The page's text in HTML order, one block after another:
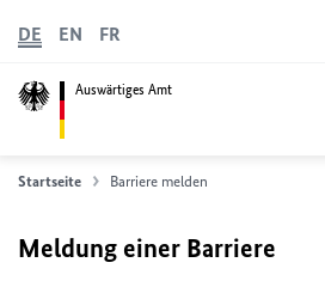
Auswärtiges Amt
DE EN FR
Startseite Barriere melden
Meldung einer Barriere